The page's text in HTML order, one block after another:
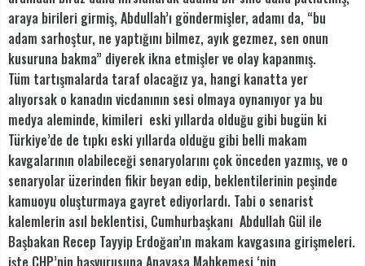
araya birileri girmiş, Abdullah’ı göndermişler, adamı da, “bu
adam sarhoştur, ne yaptığını bilmez, ayık gezmez, sen onun
kusuruna bakma” diyerek ikna etmişler ve olay kapanmış.
Tüm tartışmalarda taraf olacağız ya, hangi kanatta yer
alıyorsak o kanadın vicdanının sesi olmaya oynanıyor ya bu
medya aleminde, kimileri eski yıllarda olduğu gibi bugün ki
Türkiye’de de tıpkı eski yıllarda olduğu gibi belli makam
kavgalarının olabileceği senaryolarını çok önceden yazmış, ve o
senaryolar üzerinden fikir beyan edip, beklentilerinin peşinde
kamuoyu oluşturmaya gayret ediyorlardı. Tabi o senarist
kalemlerin asıl beklentisi, Cumhurbaşkanı Abdullah Gül ile
Başbakan Recep Tayyip Erdoğan’ın makam kavgasına girişmeleri.
işte CHP’nin başvurusuna Anayasa Mahkemesi ‘nin